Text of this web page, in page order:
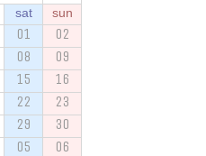
sat sun
01
02
08
09
15
16
22
23
29
30
05 06